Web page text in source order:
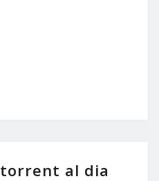
torrent al dia